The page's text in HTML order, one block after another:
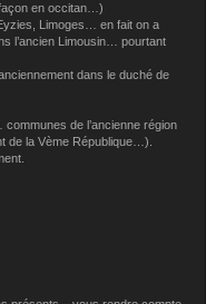
en occitan…)
Limoges… en fait on a
l’ancien Limousin… pourtant
dans le duché de
de l’ancienne région
de la Vème République…).